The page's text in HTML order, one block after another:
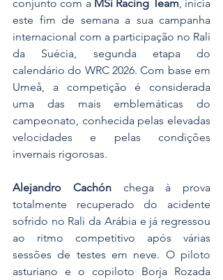
conjunto com a MSi Racing Team , inicia
este fim de semana a sua campanha
internacional com a participação no Rali
da Suécia, segunda etapa do
calendário do WRC 2026. Com base em
Umeå, a competição é considerada
uma das mais emblemáticas do
campeonato, conhecida pelas elevadas
velocidades e pelas condições
invernais rigorosas.
Alejandro Cachón chega à prova
totalmente recuperado do acidente
sofrido no Rali da Arábia e já regressou
ao ritmo competitivo após várias
sessões de testes em neve. O piloto
asturiano e o copiloto Borja Rozada